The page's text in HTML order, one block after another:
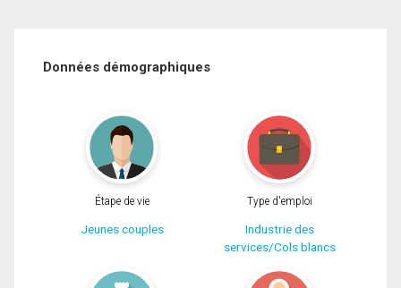
Données démographiques
Étape de vie
Jeunes couples
Type d'emploi
Industrie des
services/Cols blancs